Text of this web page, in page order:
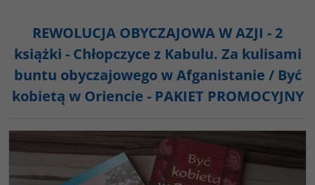
REWOLUCJA OBYCZAJOWA W AZJI - 2
książki - Chłopczyce z Kabulu. Za kulisami
buntu obyczajowego w Afganistanie / Być
kobietą w Oriencie - PAKIET PROMOCYJNY